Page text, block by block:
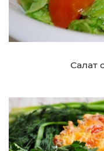
Салат